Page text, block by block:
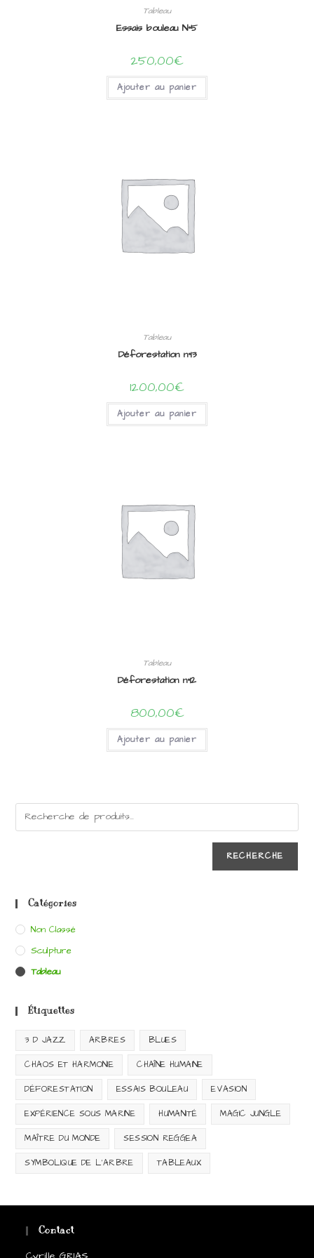
Tableau
Essais bouleau N°5
250,00€
Ajouter au panier
Tableau
Déforestation n°13
1200,00€
Ajouter au panier
Tableau
Déforestation n°12
800,00€
Ajouter au panier
RECHERCHE
Catégories
Non Classé
Sculpture
Tableau
Étiquettes
3 D JAZZ ARBRES BLUES
CHAOS ET HARMONIE CHAÎNE HUMAINE
DÉFORESTATION ESSAIS BOULEAU EVASION
EXPÉRIENCE SOUS MARINE HUMANITÉ MAGIC JUNGLE
MAÎTRE DU MONDE SESSION REGGEA
SYMBOLIQUE DE L'ARBRE TABLEAUX
Contact